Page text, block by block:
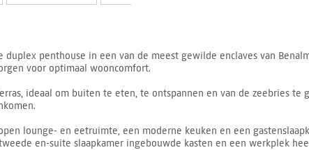
penthouse in een van de meest gewilde enclaves van
voor optimaal wooncomfort.
ideaal om buiten te eten, te ontspannen en van de zeebries te
lounge- en eetruimte, een moderne keuken en een
en-suite slaapkamer ingebouwde kasten en een werkplek